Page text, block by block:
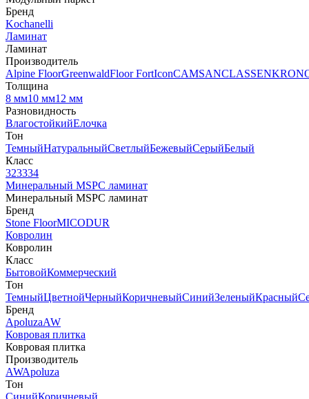
Бренд
Kochanelli
Ламинат
Ламинат
Производитель
Alpine FloorGreenwaldFloor FortIconCAMSANCLASSEN
Толщина
8 мм10 мм12 мм
Разновидность
ВлагостойкийЕлочка
Тон
ТемныйНатуральныйСветлыйБежевыйСерыйБелый
Класс
323334
Минеральный MSPC ламинат
Минеральный MSPC ламинат
Бренд
Stone FloorMICODUR
Ковролин
Ковролин
Класс
БытовойКоммерческий
Тон
ТемныйЦветнойЧерныйКоричневыйСинийЗеленыйКрасный
Бренд
ApoluzaAW
Ковровая плитка
Ковровая плитка
Производитель
AWApoluza
Тон
СинийКоричневый